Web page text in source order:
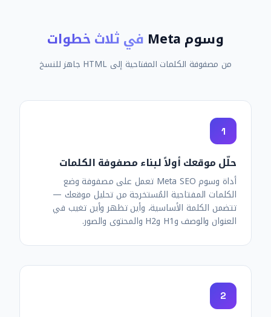
وسوم Meta في ثلاث خطوات
من مصفوفة الكلمات المفتاحية إلى HTML جاهز للنسخ
1
حلّل موقعك أولاً لبناء مصفوفة الكلمات
أداة وسوم Meta SEO تعمل على مصفوفة وضع
الكلمات المفتاحية المُستخرجة من تحليل موقعك —
تتضمن الكلمة الأساسية، وأين تظهر وأين تغيب في
العنوان والوصف وH1 وH2 والمحتوى والصور.
2